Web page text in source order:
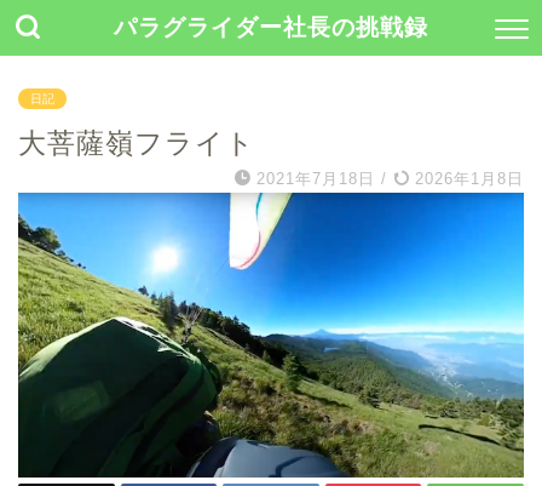
パラグライダー社長の挑戦録
日記
大菩薩嶺フライト
2021年7月18日 / 2026年1月8日